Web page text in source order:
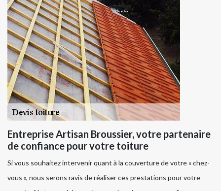
Entreprise Artisan Broussier, votre partenaire
de confiance pour votre toiture
Si vous souhaitez intervenir quant à la couverture de votre « chez-
vous », nous serons ravis de réaliser ces prestations pour votre